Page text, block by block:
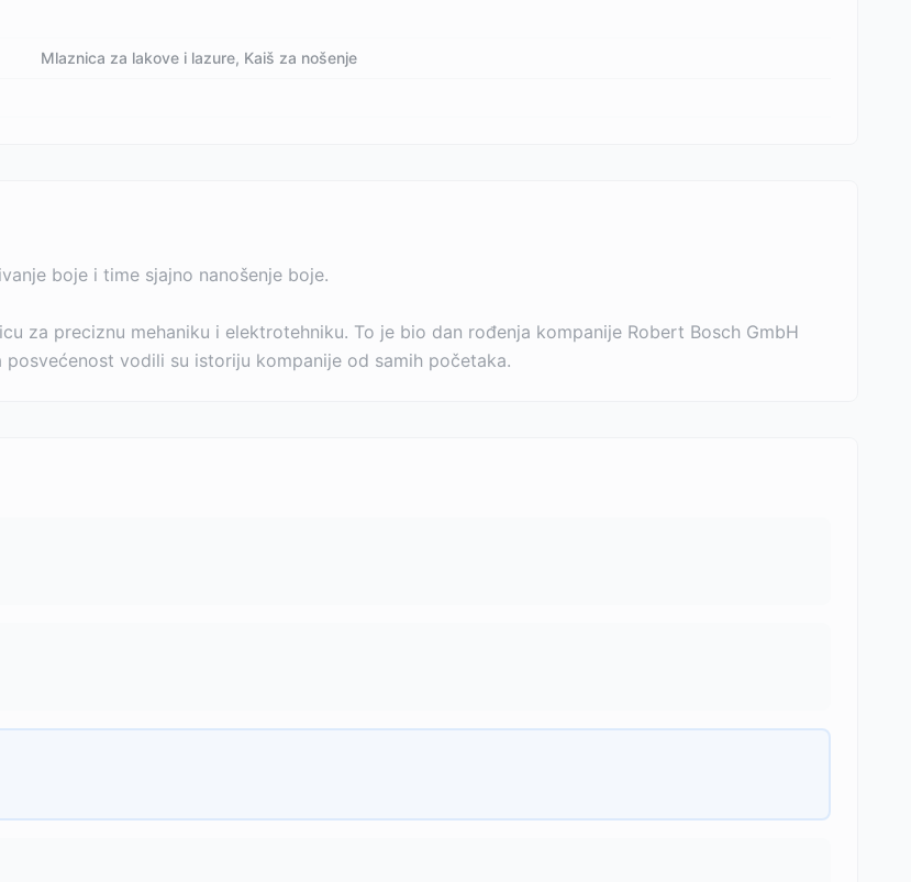
Mlaznica za lakove i lazure, Kaiš za nošenje
boje i time sjajno nanošenje boje.
za preciznu mehaniku i elektrotehniku. To je bio dan rođenja kompanije Robert Bosch GmbH
vodili su istoriju kompanije od samih početaka.